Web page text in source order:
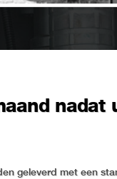
nadat
geleverd met een